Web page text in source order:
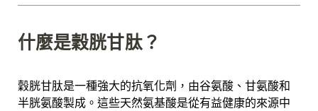
什麼是穀胱甘肽？
穀胱甘肽是一種強大的抗氧化劑，由谷氨酸、甘氨酸和
半胱氨酸製成。這些天然氨基酸是從有益健康的來源中